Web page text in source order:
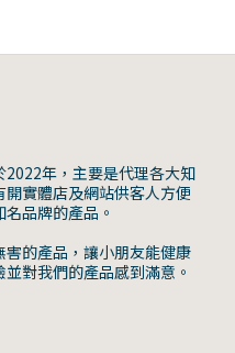
年，主要是代理各大知
實體店及網站供客人方便
品牌的產品。
的產品，讓小朋友能健康
對我們的產品感到滿意。